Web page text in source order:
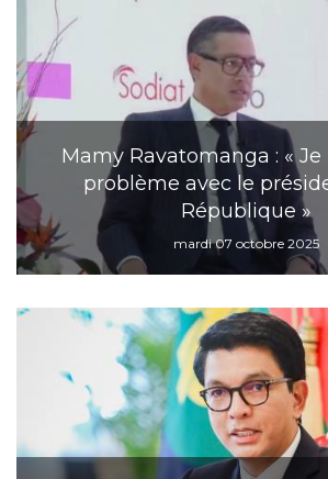
Mamy Ravatomanga : « Je
problème avec le
République »
mardi 07 octobre 2025